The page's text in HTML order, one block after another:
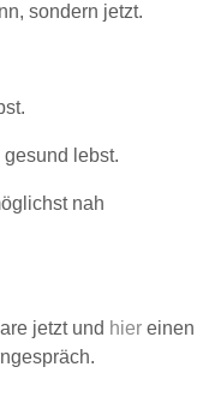
sondern jetzt.
lebst.
nah
jetzt und hier einen